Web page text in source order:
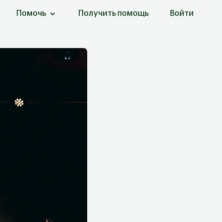
Помочь Получить помощь Войти